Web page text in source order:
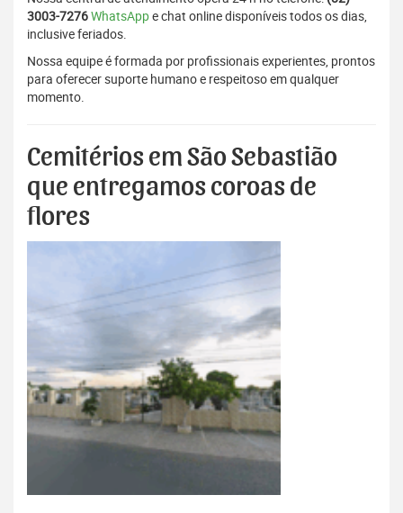
3003-7276WhatsAppe chat online disponíveis todos os dias,
inclusive feriados.
Nossa equipe é formada por profissionais experientes, prontos
para oferecer suporte humano e respeitoso em qualquer
momento.
Cemitérios em São Sebastião
que entregamos coroas de
flores